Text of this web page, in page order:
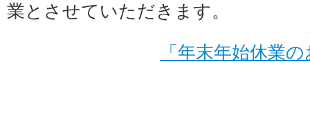
業とさせていただきます。
「年末年始休業